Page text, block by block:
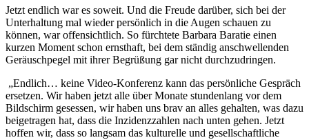
Jetzt endlich war es soweit. Und die Freude darüber, sich bei der
Unterhaltung mal wieder persönlich in die Augen schauen zu
können, war offensichtlich. So fürchtete Barbara Baratie einen
kurzen Moment schon ernsthaft, bei dem ständig anschwellenden
Geräuschpegel mit ihrer Begrüßung gar nicht durchzudringen.
„Endlich… keine Video-Konferenz kann das persönliche Gespräch
ersetzen. Wir haben jetzt alle über Monate stundenlang vor dem
Bildschirm gesessen, wir haben uns brav an alles gehalten, was dazu
beigetragen hat, dass die Inzidenzzahlen nach unten gehen. Jetzt
hoffen wir, dass so langsam das kulturelle und gesellschaftliche